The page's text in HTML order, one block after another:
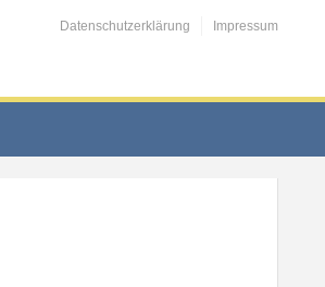
Datenschutzerklärung Impressum